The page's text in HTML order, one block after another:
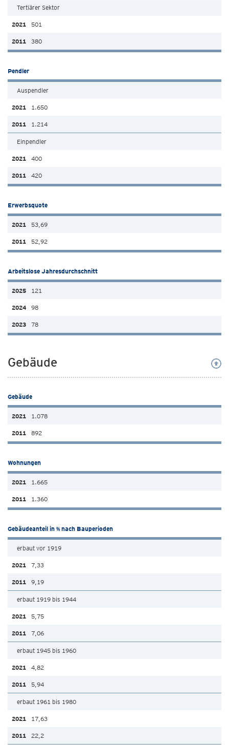
Tertiärer Sektor
501
380
Pendler
Auspendler
1.650
1.214
Einpendler
400
420
Erwerbsquote
53,69
52,92
Arbeitslose Jahresdurchschnitt
121
98
78
Gebäude
Gebäude
1.078
892
Wohnungen
1.665
1.360
Gebäudeanteil in % nach Bauperioden
erbaut vor 1919
7,33
9,19
erbaut 1919 bis 1944
5,75
7,06
erbaut 1945 bis 1960
4,82
5,94
erbaut 1961 bis 1980
17,63
22,2